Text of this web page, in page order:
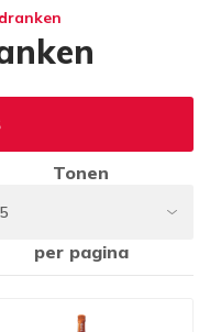
Tonen
per pagina